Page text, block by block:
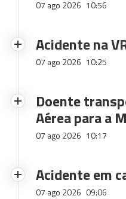
07 ago 2026 10:56
Acidente na
07 ago 2026 10:25
Doente
Aérea para a
07 ago 2026 10:17
Acidente em
07 ago 2026 09:06